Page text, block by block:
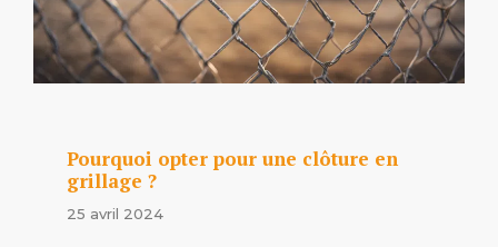
Pourquoi opter pour une clôture en
grillage ?
25 avril 2024